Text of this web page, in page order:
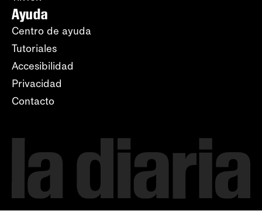
Ayuda
Centro de ayuda
Tutoriales
Accesibilidad
Privacidad
Contacto